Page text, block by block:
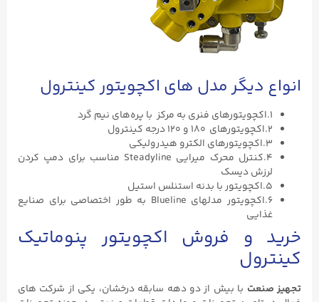
انواع دیگر مدل های اکچویتور کینترول
۱.اکچویتورهای فنری به مرکز با پره‌های نیم گرد
۲.اکچویتورهای ۱۸۰ و ۱۲۰ درجه کینترول
۳.اکچویتورهای الکترو هیدرولیکی
۴.کنترل محرک میرایی Steadyline مناسب برای دمپ کردن
لرزش دیسک
۵.اکچویتور با بدنه استنلس استیل
۶.اکچویتور مدلهای Blueline به طور اختصاصی برای صنایع
غذایی
خرید و فروش اکچویتور پنوماتیک
کینترول
تجهیز صنعت با بیش از دو دهه سابقه درخشان، یکی از شرکت های